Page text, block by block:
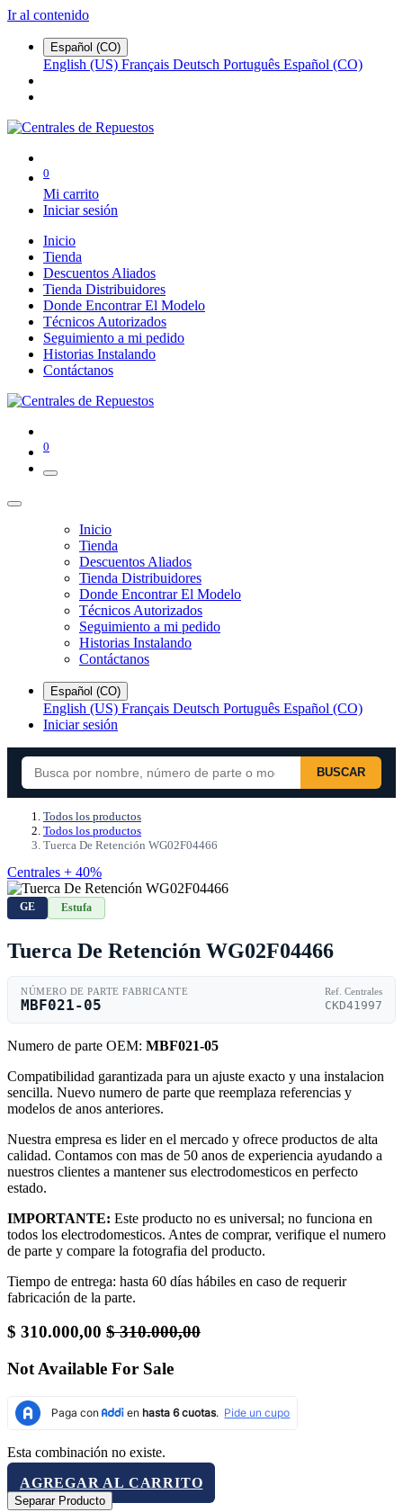
Ir al contenido
Español (CO)
English (US) Français Deutsch Português Español (CO)
0
Mi carrito
Iniciar sesión
Inicio
Tienda
Descuentos Aliados
Tienda Distribuidores
Donde Encontrar El Modelo
Técnicos Autorizados
Seguimiento a mi pedido
Historias Instalando
Contáctanos
0
Inicio
Tienda
Descuentos Aliados
Tienda Distribuidores
Donde Encontrar El Modelo
Técnicos Autorizados
Seguimiento a mi pedido
Historias Instalando
Contáctanos
Español (CO)
English (US) Français Deutsch Português Español (CO)
Iniciar sesión
BUSCAR
Todos los productos
Todos los productos
Tuerca De Retención WG02F04466
Centrales + 40%
GE Estufa
Tuerca De Retención WG02F04466
NÚMERO DE PARTE FABRICANTE
MBF021-05
Ref. Centrales
CKD41997
Numero de parte OEM: MBF021-05
Compatibilidad garantizada para un ajuste exacto y una instalacion
sencilla. Nuevo numero de parte que reemplaza referencias y
modelos de anos anteriores.
Nuestra empresa es lider en el mercado y ofrece productos de alta
calidad. Contamos con mas de 50 anos de experiencia ayudando a
nuestros clientes a mantener sus electrodomesticos en perfecto
estado.
IMPORTANTE: Este producto no es universal; no funciona en
todos los electrodomesticos. Antes de comprar, verifique el numero
de parte y compare la fotografia del producto.
Tiempo de entrega: hasta 60 días hábiles en caso de requerir
fabricación de la parte.
$ 310.000,00 $310.000,00
Not Available For Sale
Esta combinación no existe.
AGREGAR AL CARRITO
Separar Producto